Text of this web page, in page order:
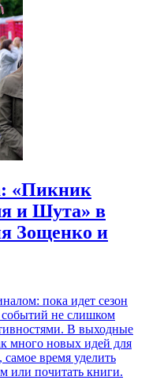
«Пикник
и Шута» в
Зощенко и
пока идет сезон
событий не слишком
В выходные
много новых идей для
время уделить
или почитать книги.